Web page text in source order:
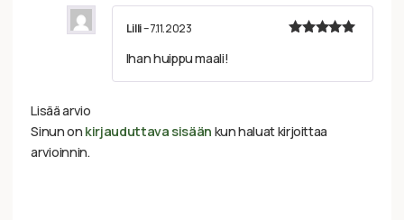
Lilli–7.11.2023
Ihan huippu maali!
Lisää arvio
Sinun on kirjauduttava sisään kun haluat kirjoittaa
arvioinnin.